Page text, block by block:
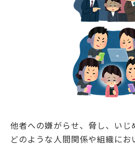
他者への嫌がらせ、脅し、いじ
どのような人間関係や組織に